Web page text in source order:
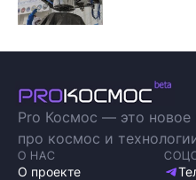
Pro Космос — это новое
про космос и
О НАС
О проекте